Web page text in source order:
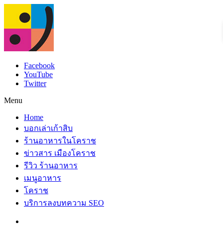
Facebook
YouTube
Twitter
Menu
Home
บอกเล่าเก้าสิบ
ร้านอาหารในโคราช
ข่าวสาร เมืองโคราช
รีวิว ร้านอาหาร
เมนูอาหาร
โคราช
บริการลงบทความ SEO